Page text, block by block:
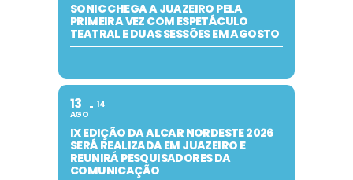
SONIC CHEGA A JUAZEIRO PELA
PRIMEIRA VEZ COM ESPETÁCULO
TEATRAL E DUAS SESSÕES EM AGOSTO
13
AGO
14
IX EDIÇÃO DA ALCAR NORDESTE 2026
SERÁ REALIZADA EM JUAZEIRO E
REUNIRÁ PESQUISADORES DA
COMUNICAÇÃO